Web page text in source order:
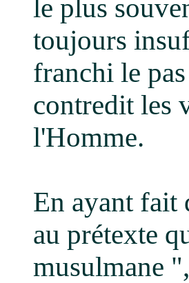
le plus
toujours
franchi le
contredit les
l'Homme.
En ayant fait
au prétexte
musulmane